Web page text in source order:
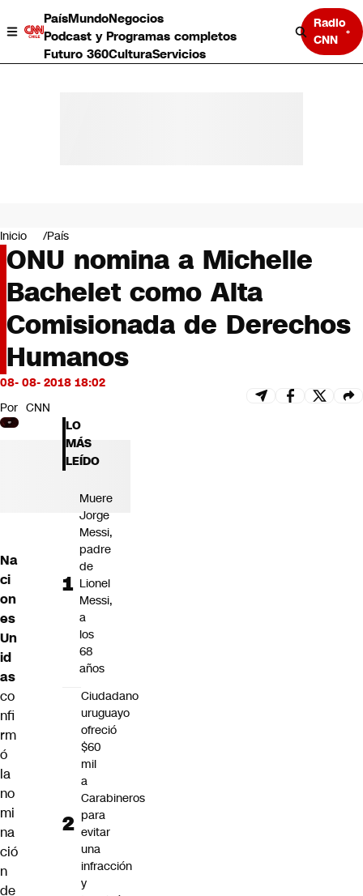
PaísMundoNegocios
Podcast y Programas completos
Futuro 360CulturaServicios
Radio
CNN
Negocios
Deportes
Programas completos
Cultura
Servicios
Bits
CNN tiempo
Futuro 360
Inicio País
ONU nomina a Michelle
Bachelet como Alta
Comisionada de Derechos
Humanos
08- 08- 2018 18:02
Por CNN
Na
ci
on
es
Un
id
as
co
nfi
rm
ó
la
no
mi
na
ció
n
de
LO
MÁS
LEÍDO
Muere
Jorge
Messi,
padre
de
Lionel
Messi,
a
los
68
años
Ciudadano
uruguayo
ofreció
$60
mil
a
Carabineros
para
evitar
una
infracción
y